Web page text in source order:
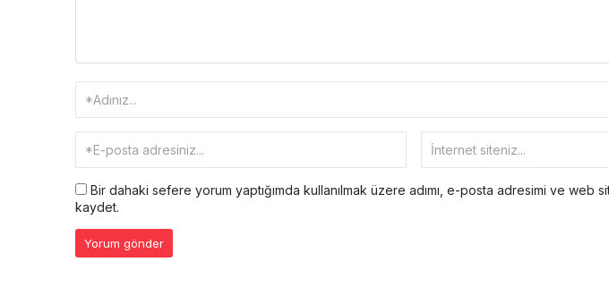
Bir dahaki sefere yorum yaptığımda kullanılmak üzere adımı, e-posta adresimi ve web
kaydet.